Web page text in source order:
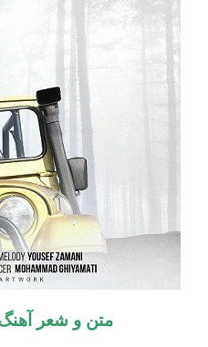
متن و شعر